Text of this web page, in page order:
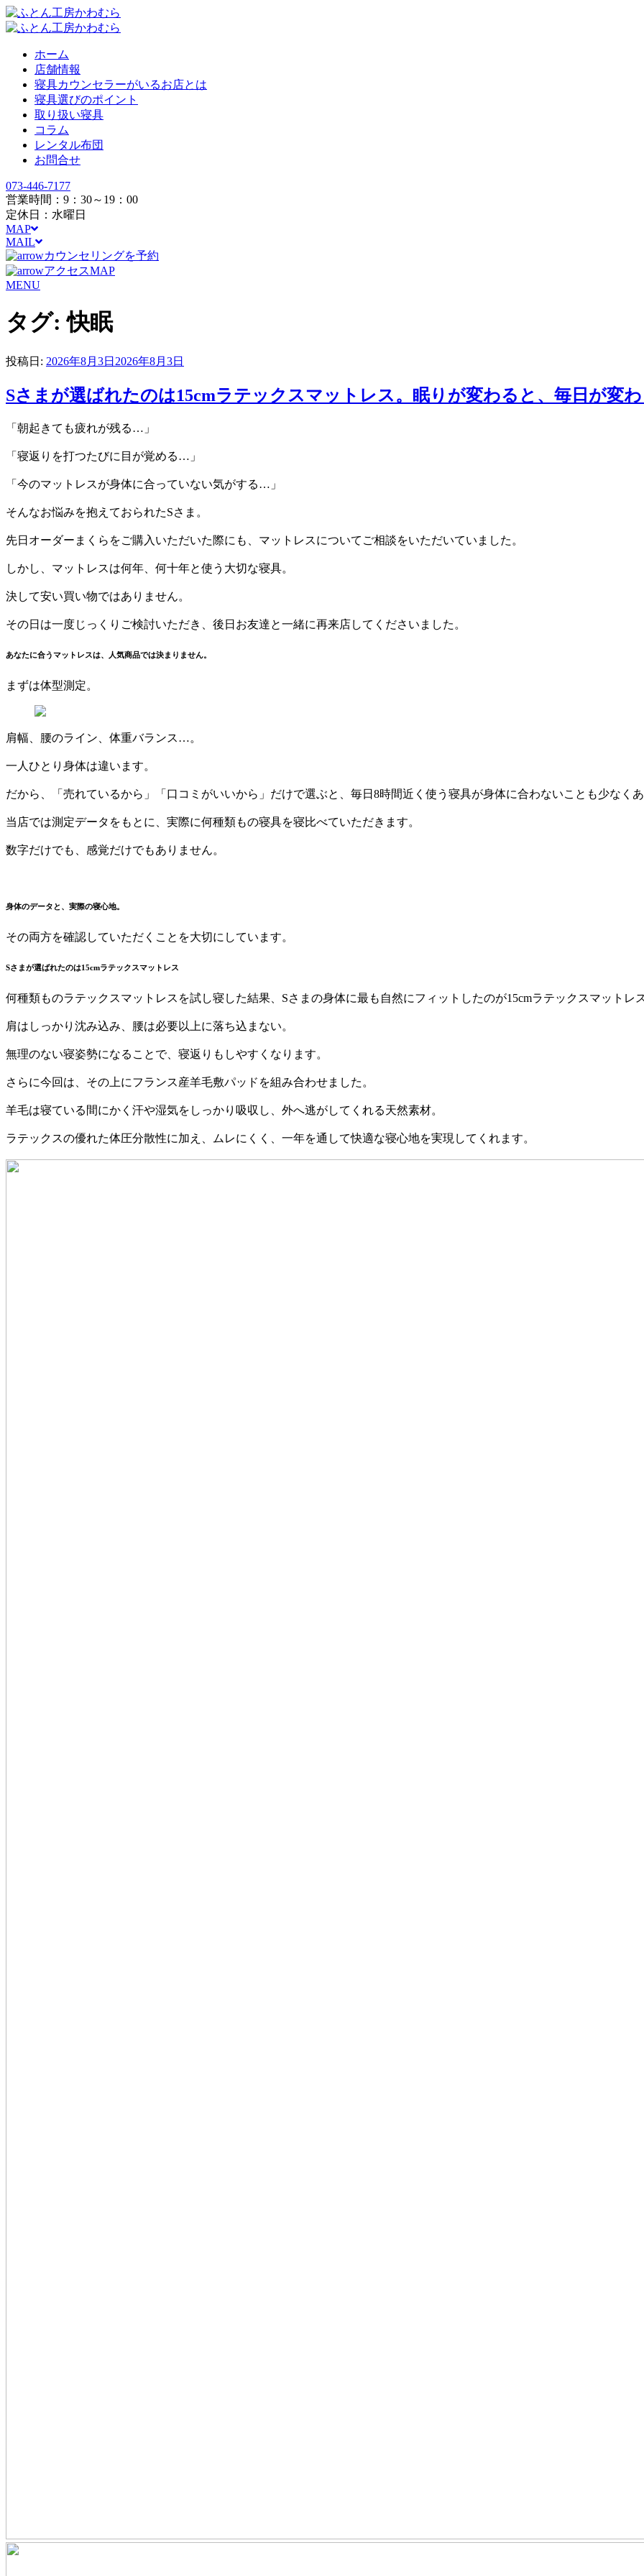
ホーム
店舗情報
寝具カウンセラーがいるお店とは
寝具選びのポイント
取り扱い寝具
コラム
レンタル布団
お問合せ
073-446-7177
営業時間：9：30～19：00
定休日：水曜日
MAP
MAIL
カウンセリングを予約
アクセスMAP
MENU
タグ:快眠
投稿日: 2026年8月3日 2026年8月3日
Sさまが選ばれたのは15cmラテックスマットレス。眠りが変わると、毎日が変わ
「朝起きても疲れが残る…」
「寝返りを打つたびに目が覚める…」
「今のマットレスが身体に合っていない気がする…」
そんなお悩みを抱えておられたSさま。
先日オーダーまくらをご購入いただいた際にも、マットレスについてご相談をいただいていました。
しかし、マットレスは何年、何十年と使う大切な寝具。
決して安い買い物ではありません。
その日は一度じっくりご検討いただき、後日お友達と一緒に再来店してくださいました。
あなたに合うマットレスは、人気商品では決まりません。
まずは体型測定。
肩幅、腰のライン、体重バランス…。
一人ひとり身体は違います。
だから、「売れているから」「口コミがいいから」だけで選ぶと、毎日8時間近く使う寝具が身体に合わないことも少なくあ
当店では測定データをもとに、実際に何種類もの寝具を寝比べていただきます。
数字だけでも、感覚だけでもありません。
身体のデータと、実際の寝心地。
その両方を確認していただくことを大切にしています。
Sさまが選ばれたのは15cmラテックスマットレス
何種類ものラテックスマットレスを試し寝した結果、Sさまの身体に最も自然にフィットしたのが15cmラテックスマットレ
肩はしっかり沈み込み、腰は必要以上に落ち込まない。
無理のない寝姿勢になることで、寝返りもしやすくなります。
さらに今回は、その上にフランス産羊毛敷パッドを組み合わせました。
羊毛は寝ている間にかく汗や湿気をしっかり吸収し、外へ逃がしてくれる天然素材。
ラテックスの優れた体圧分散性に加え、ムレにくく、一年を通して快適な寝心地を実現してくれます。